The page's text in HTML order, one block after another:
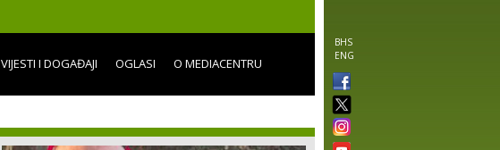
BHS
ENG
VIJESTI I DOGAĐAJI OGLASI O MEDIACENTRU